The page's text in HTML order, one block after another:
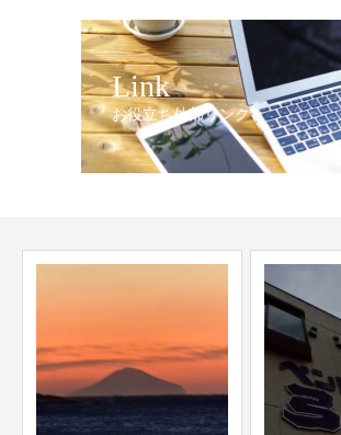
Link
お役立ち外部リンク